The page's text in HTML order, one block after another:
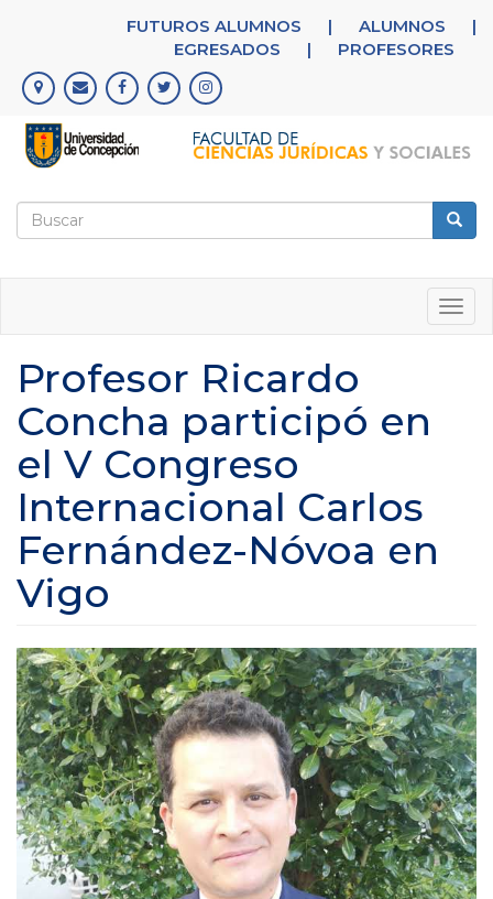
principal
FUTUROS ALUMNOS | ALUMNOS
|
EGRESADOS
| PROFESORES
Formulario
Profesor Ricardo
Concha participó en
el V Congreso
Internacional Carlos
Fernández-Nóvoa en
Vigo